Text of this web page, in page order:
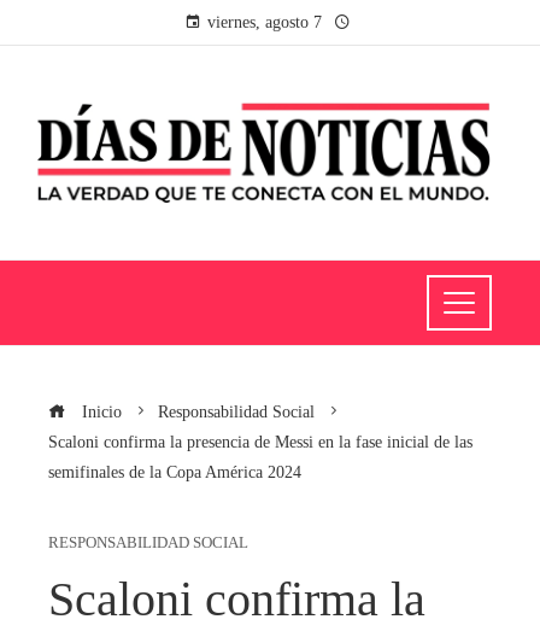
viernes, agosto 7
Inicio
Responsabilidad Social
Scaloni confirma la presencia de Messi en la fase inicial de las
semifinales de la Copa América 2024
RESPONSABILIDAD SOCIAL
Scaloni confirma la